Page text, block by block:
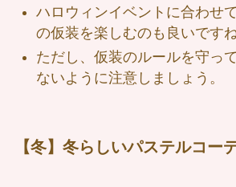
ハロウィンイベントに合わせ
の仮装を楽しむのも良いですね
ただし、仮装のルールを守っ
ないように注意しましょう。
【冬】冬らしいパステルコー